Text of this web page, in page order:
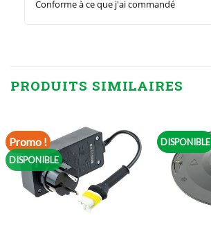
Conforme à ce que j'ai commandé
PRODUITS SIMILAIRES
Promo !
DISPONIBLE
DISPONIBLE